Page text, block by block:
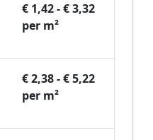
€ 1,42 - € 3,32
per m²
€ 2,38 - € 5,22
per m²